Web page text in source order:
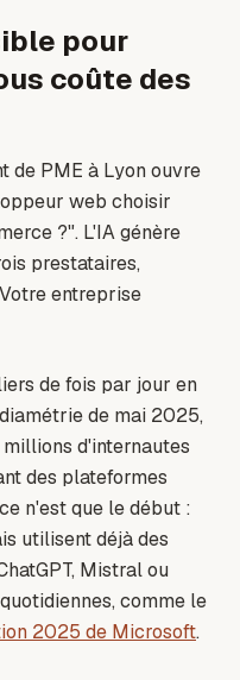
pour
coûte des
de PME à Lyon ouvre
web choisir
?". L'IA génère
prestataires,
entreprise
de fois par jour en
de mai 2025,
millions d'internautes
des plateformes
n'est que le début :
utilisent déjà des
Mistral ou
comme le
2025 de Microsoft.